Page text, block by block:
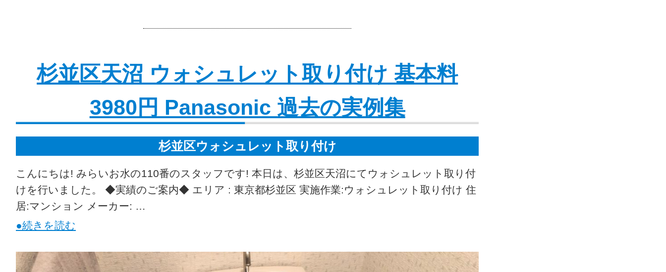
杉並区天沼 ウォシュレット取り付け 基本料
3980円 Panasonic 過去の実例集
杉並区ウォシュレット取り付け
こんにちは! みらいお水の110番のスタッフです! 本日は、杉並区天沼にてウォシュレット取り付
けを行いました。 ◆実績のご案内◆ エリア : 東京都杉並区 実施作業:ウォシュレット取り付け 住
居:マンション メーカー: …
●続きを読む